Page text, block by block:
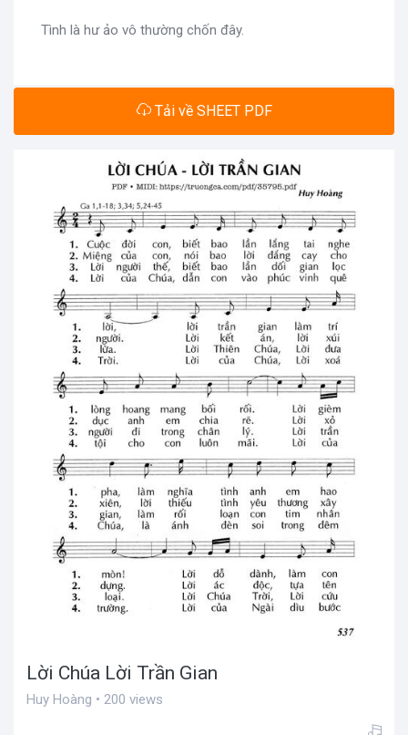
Tình là hư ảo vô thường chốn đây.
Tải về SHEET PDF
Lời Chúa Lời Trần Gian
Huy Hoàng • 200 views